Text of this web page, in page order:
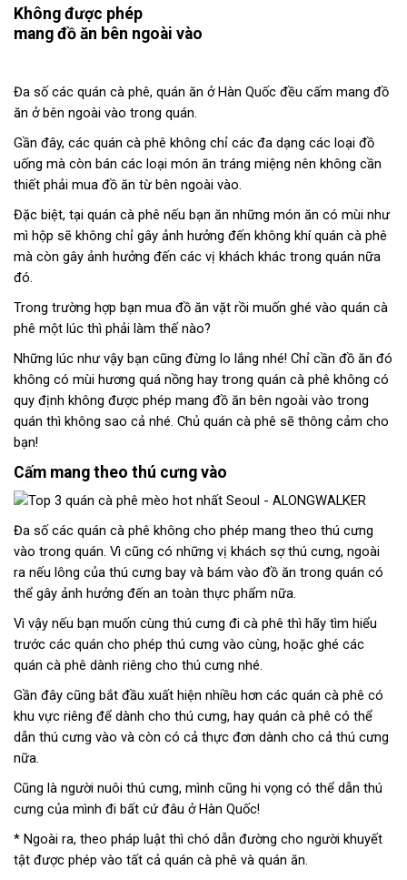
Không được phép
mang đồ ăn bên ngoài vào
Đa số các quán cà phê, quán ăn ở Hàn Quốc đều cấm mang đồ
ăn ở bên ngoài vào trong quán.
Gần đây, các quán cà phê không chỉ các đa dạng các loại đồ
uống mà còn bán các loại món ăn tráng miệng nên không cần
thiết phải mua đồ ăn từ bên ngoài vào.
Đặc biệt, tại quán cà phê nếu bạn ăn những món ăn có mùi như
mì hộp sẽ không chỉ gây ảnh hưởng đến không khí quán cà phê
mà còn gây ảnh hưởng đến các vị khách khác trong quán nữa
đó.
Trong trường hợp bạn mua đồ ăn vặt rồi muốn ghé vào quán cà
phê một lúc thì phải làm thế nào?
Những lúc như vậy bạn cũng đừng lo lắng nhé! Chỉ cần đồ ăn đó
không có mùi hương quá nồng hay trong quán cà phê không có
quy định không được phép mang đồ ăn bên ngoài vào trong
quán thì không sao cả nhé. Chủ quán cà phê sẽ thông cảm cho
bạn!
Cấm mang theo thú cưng vào
Đa số các quán cà phê không cho phép mang theo thú cưng
vào trong quán. Vì cũng có những vị khách sợ thú cưng, ngoài
ra nếu lông của thú cưng bay và bám vào đồ ăn trong quán có
thể gây ảnh hưởng đến an toàn thực phẩm nữa.
Vì vậy nếu bạn muốn cùng thú cưng đi cà phê thì hãy tìm hiểu
trước các quán cho phép thú cưng vào cùng, hoặc ghé các
quán cà phê dành riêng cho thú cưng nhé.
Gần đây cũng bắt đầu xuất hiện nhiều hơn các quán cà phê có
khu vực riêng để dành cho thú cưng, hay quán cà phê có thể
dẫn thú cưng vào và còn có cả thực đơn dành cho cả thú cưng
nữa.
Cũng là người nuôi thú cưng, mình cũng hi vọng có thể dẫn thú
cưng của mình đi bất cứ đâu ở Hàn Quốc!
* Ngoài ra, theo pháp luật thì chó dẫn đường cho người khuyết
tật được phép vào tất cả quán cà phê và quán ăn.